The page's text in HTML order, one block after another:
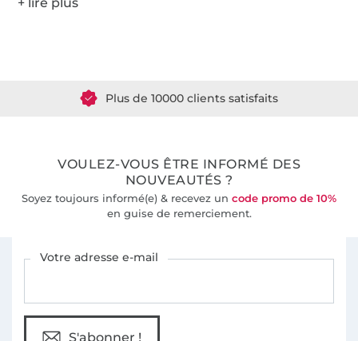
Plus de 10000 clients satisfaits
VOULEZ-VOUS ÊTRE INFORMÉ DES
NOUVEAUTÉS ?
Soyez toujours informé(e) & recevez un code promo de 10%
en guise de remerciement.
Votre adresse e-mail
S'abonner !